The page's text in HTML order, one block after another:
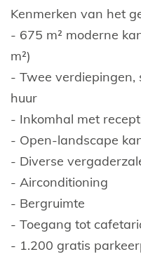
Kenmerken van het
- 675 m² moderne
m²)
- Twee verdiepingen,
huur
- Inkomhal met
- Open-landscape
- Diverse
- Airconditioning
- Bergruimte
- Toegang tot
- 1.200 gratis